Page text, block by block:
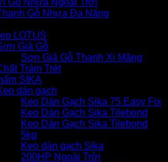
Gỗ Nhựa Đa Năng
LOTUS
Giả Gỗ
Sơn Giả Gỗ Thanh Xi Măng
Trám Trét
SIKA
dán gạch
Keo Dán Gạch Sika 75 Easy Fix
Keo Dán Gạch Sika Tilebond
Keo Dán Gạch Sika Tilebond
5kg
Keo dán gạch Sika
200HP Ngoài Trời